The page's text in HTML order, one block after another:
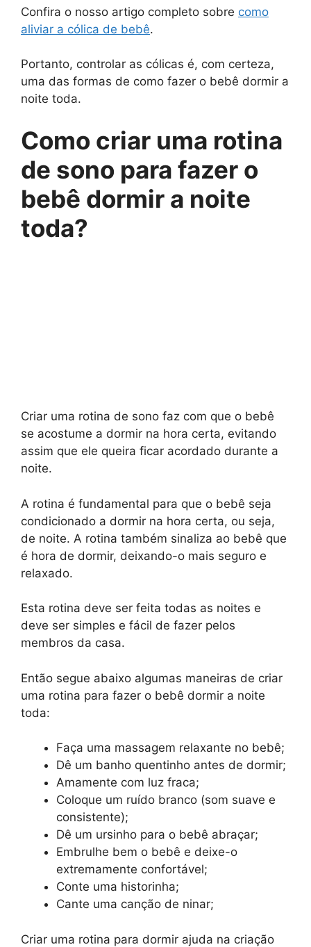
Confira o nosso artigo completo sobre como
aliviar a cólica de bebê.
Portanto, controlar as cólicas é, com certeza,
uma das formas de como fazer o bebê dormir a
noite toda.
Como criar uma rotina
de sono para fazer o
bebê dormir a noite
toda?
Criar uma rotina de sono faz com que o bebê
se acostume a dormir na hora certa, evitando
assim que ele queira ficar acordado durante a
noite.
A rotina é fundamental para que o bebê seja
condicionado a dormir na hora certa, ou seja,
de noite. A rotina também sinaliza ao bebê que
é hora de dormir, deixando-o mais seguro e
relaxado.
Esta rotina deve ser feita todas as noites e
deve ser simples e fácil de fazer pelos
membros da casa.
Então segue abaixo algumas maneiras de criar
uma rotina para fazer o bebê dormir a noite
toda:
Faça uma massagem relaxante no bebê;
Dê um banho quentinho antes de dormir;
Amamente com luz fraca;
Coloque um ruído branco (som suave e
consistente);
Dê um ursinho para o bebê abraçar;
Embrulhe bem o bebê e deixe-o
extremamente confortável;
Conte uma historinha;
Cante uma canção de ninar;
Criar uma rotina para dormir ajuda na criação